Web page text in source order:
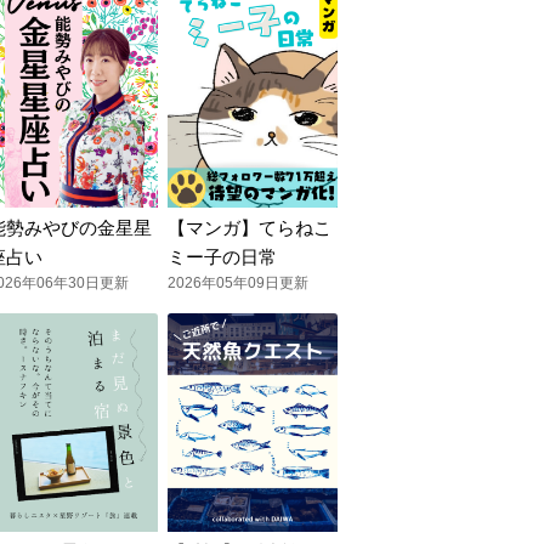
勢みやびの金星星
占い
年06年30日更新
【マンガ】てらねこ
ミー子の日常
2026年05年09日更新